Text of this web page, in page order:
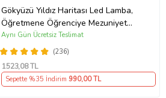
Gökyüzü Yıldız Haritası Led Lamba,
Öğretmene Öğrenciye Mezuniyet
Hediyesi, Horoskop Astroloji
Haritası, Sevgiliye Hediye, Özel Gün
Hediyesi Kişiye Özel İsimli Led
Lamba
(236)
Aynı Gün Ücretsiz Teslimat
1523,08 TL
Sepette %35 İndirim 990,00 TL